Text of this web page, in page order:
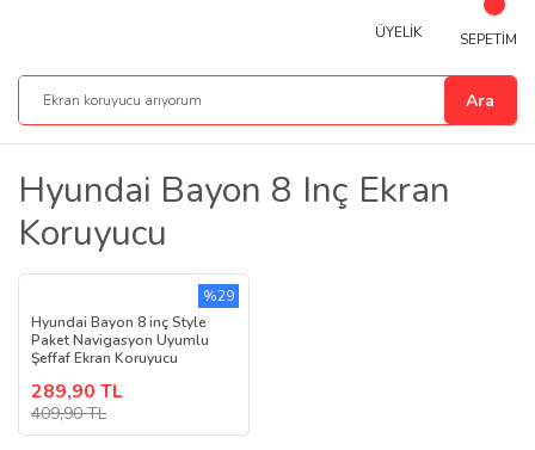
Ara
ÜYELİK SEPETİM
Hyundai Bayon 8 Inç Ekran
Koruyucu
Hyundai Bayon 8 inç Style
Paket Navigasyon Uyumlu
Şeffaf Ekran Koruyucu
289,90 TL
409,90 TL
%29